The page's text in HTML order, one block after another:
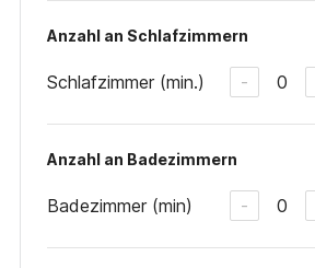
Anzahl an Schlafzimmern
Schlafzimmer (min.) - 0
Anzahl an Badezimmern
Badezimmer (min) - 0